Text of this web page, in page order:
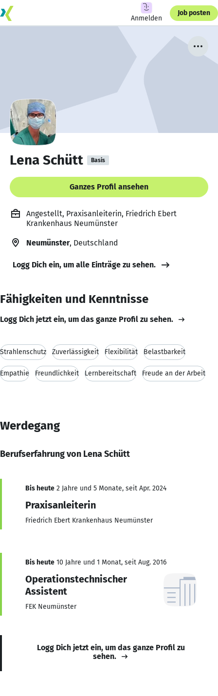
Anmelden
Job posten
Lena Schütt Basis
Ganzes Profil ansehen
Angestellt, Praxisanleiterin, Friedrich Ebert
Krankenhaus Neumünster
Neumünster, Deutschland
Logg Dich ein, um alle Einträge zu sehen.
Fähigkeiten und Kenntnisse
Logg Dich jetzt ein, um das ganze Profil zu sehen.
Strahlenschutz Zuverlässigkeit Flexibilität Belastbarkeit
Empathie Freundlichkeit Lernbereitschaft Freude an der Arbeit
Werdegang
Berufserfahrung von Lena Schütt
Bis heute 2 Jahre und 5 Monate, seit Apr. 2024
Praxisanleiterin
Friedrich Ebert Krankenhaus Neumünster
Bis heute 10 Jahre und 1 Monat, seit Aug. 2016
Operationstechnischer
Assistent
FEK Neumünster
Logg Dich jetzt ein, um das ganze Profil zu
sehen.